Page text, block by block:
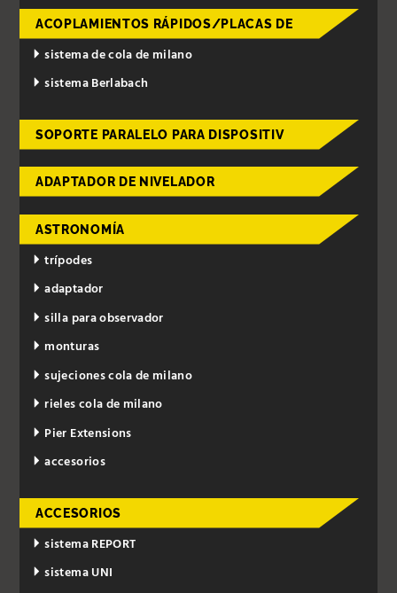
ACOPLAMIENTOS RÁPIDOS/PLACAS DE
sistema de cola de milano
sistema Berlabach
SOPORTE PARALELO PARA DISPOSITIV
ADAPTADOR DE NIVELADOR
ASTRONOMÍA
trípodes
adaptador
silla para observador
monturas
sujeciones cola de milano
rieles cola de milano
Pier Extensions
accesorios
ACCESORIOS
sistema REPORT
sistema UNI